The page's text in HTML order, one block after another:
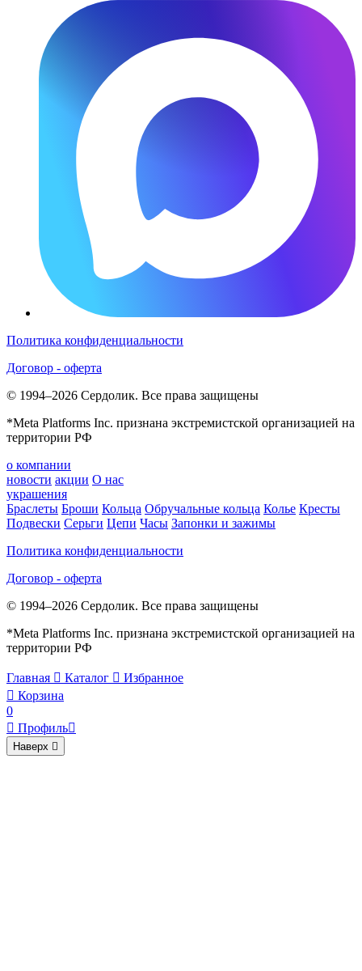
Политика конфиденциальности
Договор - оферта
© 1994–2026 Сердолик. Все права защищены
*Meta Platforms Inc. признана экстремистской организацией на
территории РФ
о компании
новости акции О нас
украшения
Браслеты Броши Кольца Обручальные кольца Колье Кресты
Подвески Серьги Цепи Часы Запонки и зажимы
Политика конфиденциальности
Договор - оферта
© 1994–2026 Сердолик. Все права защищены
*Meta Platforms Inc. признана экстремистской организацией на
территории РФ
Главная  Каталог  Избранное
 Корзина
0
 Профиль
Наверх 